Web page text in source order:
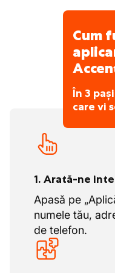
Cum
În 3
care vi
1. Arată-ne
Apasă pe
numele tău,
de telefon.